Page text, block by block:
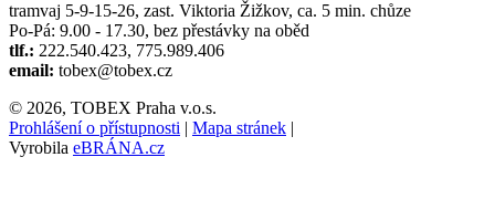
tramvaj 5-9-15-26, zast. Viktoria Žižkov, ca. 5 min. chůze
Po-Pá: 9.00 - 17.30, bez přestávky na oběd
tlf.: 222.540.423, 775.989.406
email: tobex@tobex.cz
© 2026, TOBEX Praha v.o.s.
Prohlášení o přístupnosti | Mapa stránek |
Vyrobila eBRÁNA.cz